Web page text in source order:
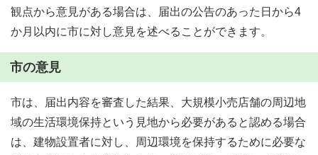
観点から意見がある場合は、届出の公告のあった日から4
か月以内に市に対し意見を述べることができます。
市の意見
市は、届出内容を審査した結果、大規模小売店舗の周辺地
域の生活環境保持という見地から必要があると認める場合
は、建物設置者に対し、周辺環境を保持するために必要な